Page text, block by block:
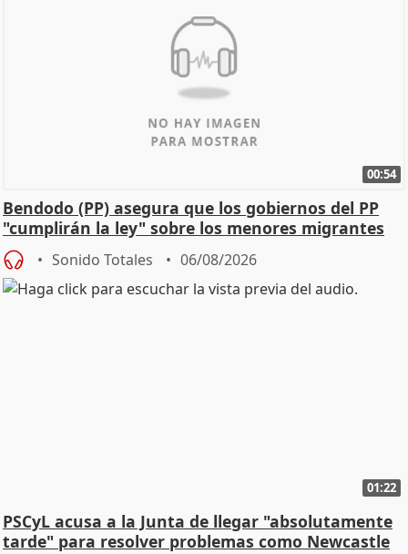
00:54
Bendodo (PP) asegura que los gobiernos del PP
"cumplirán la ley" sobre los menores migrantes
Sonido Totales 06/08/2026
01:22
PSCyL acusa a la Junta de llegar "absolutamente
tarde" para resolver problemas como Newcastle